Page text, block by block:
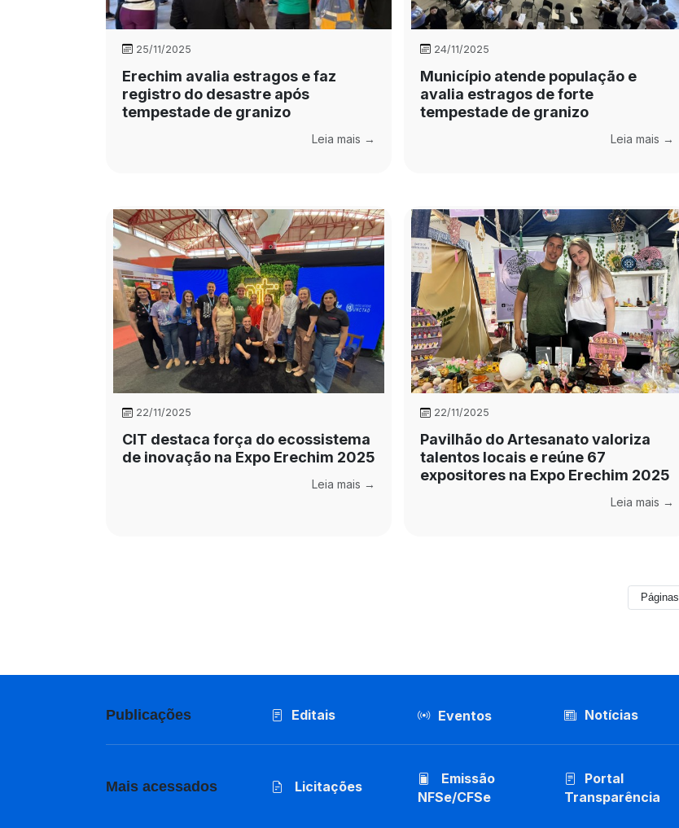
25/11/2025
Erechim avalia estragos e faz
registro do desastre após
tempestade de granizo
Leia mais →
24/11/2025
Município atende população e
avalia estragos de forte
tempestade de granizo
Leia mais →
22/11/2025
CIT destaca força do ecossistema
de inovação na Expo Erechim 2025
Leia mais →
22/11/2025
Pavilhão do Artesanato valoriza
talentos locais e reúne 67
expositores na Expo Erechim 2025
Leia mais →
Páginas
Publicações Editais Eventos Notícias
Mais acessados Licitações
Emissão
NFSe/CFSe
Portal
Transparência